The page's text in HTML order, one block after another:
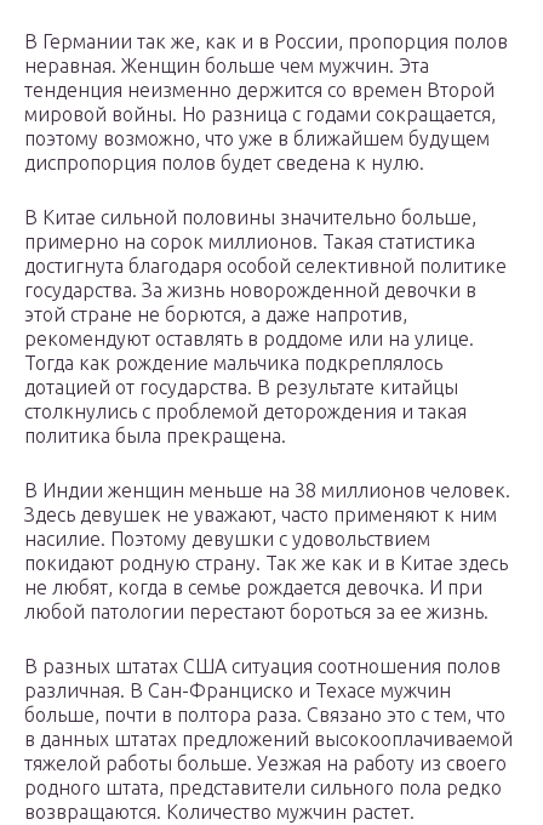
В Германии так же, как и в России, пропорция полов
неравная. Женщин больше чем мужчин. Эта
тенденция неизменно держится со времен Второй
мировой войны. Но разница с годами сокращается,
поэтому возможно, что уже в ближайшем будущем
диспропорция полов будет сведена к нулю.
В Китае сильной половины значительно больше,
примерно на сорок миллионов. Такая статистика
достигнута благодаря особой селективной политике
государства. За жизнь новорожденной девочки в
этой стране не борются, а даже напротив,
рекомендуют оставлять в роддоме или на улице.
Тогда как рождение мальчика подкреплялось
дотацией от государства. В результате китайцы
столкнулись с проблемой деторождения и такая
политика была прекращена.
В Индии женщин меньше на 38 миллионов человек.
Здесь девушек не уважают, часто применяют к ним
насилие. Поэтому девушки с удовольствием
покидают родную страну. Так же как и в Китае здесь
не любят, когда в семье рождается девочка. И при
любой патологии перестают бороться за ее жизнь.
В разных штатах США ситуация соотношения полов
различная. В Сан-Франциско и Техасе мужчин
больше, почти в полтора раза. Связано это с тем, что
в данных штатах предложений высокооплачиваемой
тяжелой работы больше. Уезжая на работу из своего
родного штата, представители сильного пола редко
возвращаются. Количество мужчин растет.